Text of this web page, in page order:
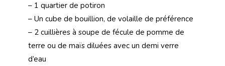
– 1 quartier de potiron
– Un cube de bouillion, de volaille de préférence
– 2 cuillières à soupe de fécule de pomme de
terre ou de maïs diluées avec un demi verre
d’eau